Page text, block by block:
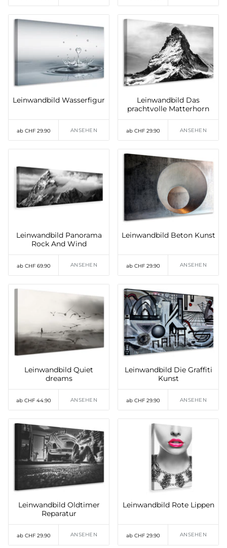
Leinwandbild Wasserfigur
ab CHF 29.90 ANSEHEN
Leinwandbild Das
prachtvolle Matterhorn
ab CHF 29.90 ANSEHEN
Leinwandbild Panorama
Rock And Wind
ab CHF 69.90 ANSEHEN
Leinwandbild Beton Kunst
ab CHF 29.90 ANSEHEN
Leinwandbild Quiet
dreams
ab CHF 44.90 ANSEHEN
Leinwandbild Die Graffiti
Kunst
ab CHF 29.90 ANSEHEN
Leinwandbild Oldtimer
Reparatur
ab CHF 29.90 ANSEHEN
Leinwandbild Rote Lippen
ab CHF 29.90 ANSEHEN